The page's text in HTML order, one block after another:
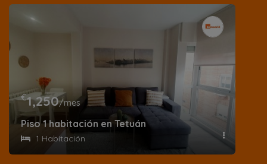
€1,250/mes
Piso 1 habitación en Tetuán
1 Habitación